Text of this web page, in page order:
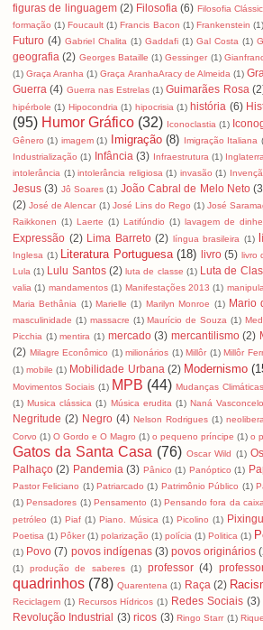
figuras de linguagem (2) Filosofia (6) Filosofia
formação (1) Foucault (1) Francis Bacon (1) Frankenstein (1)
Futuro (4) Gabriel Chalita (1) Gaddafi (1) Gal Costa (1)
geografia (2) Georges Bataille (1) Gessinger (1)
(1) Graça Aranha (1) Graça AranhaAracy de Almeida (1)
Guerra (4) Guerra nas Estrelas (1) Guimarães Rosa
hipérbole (1) Hipocondria (1) hipocrisia (1) história (6)
(95) Humor Gráfico (32) Iconoclastia (1)
Gênero (1) imagem (1) Imigração (8) Imigração Italiana
Industrialização (1) Infância (3) Infraestrutura (1) Inglaterra
intolerância (1) intolerância religiosa (1) invasão (1)
Jesus (3) Jô Soares (1) João Cabral de Melo Neto
(2) José de Alencar (1) José Lins do Rego (1) José
Raikkonen (1) Laerte (1) Latifúndio (1) lavagem de
Expressão (2) Lima Barreto (2) língua brasileira (1)
Inglesa (1) Literatura Portuguesa (18) livro (5) livro
Lula (1) Lulu Santos (2) luta de classe (1) Luta de
valia (1) mandamentos (1) Manifestações 2013 (1)
Maria Bethânia (1) Marielle (1) Marilyn Monroe (1) Mario
masculinidade (1) massacre (1) Maurício de Souza (1)
Picchia (1) mentira (1) mercado (3) mercantilismo (2)
(2) Milagre Econômico (1) milionários (1) Millôr (1) Millôr
(1) mobile (1) Mobilidade Urbana (2) Modernismo
Movimentos Sociais (1) MPB (44) Mudanças Climáticas
(1) Musica clássica (1) Música erudita (1) Naná
Negritude (2) Negro (4) Nelson Rodrigues (1)
Corvo (1) O Gordo e O Magro (1) o pequeno príncipe (1) o
Gatos da Santa Casa (76) Oscar Wild (1)
Palhaço (2) Pandemia (3) Pânico (1) Panóptico (1)
Pastor Feliciano (1) Patriarcado (1) Patrimônio Público (1)
(1) Pensadores (1) Pensamento (1) Pensando fora da caixa
petróleo (1) Piaf (1) Piano. Música (1) Picolino (1)
Poetisa (1) Pôker (1) polarização (1) polícia (1) Politica (1)
(1) Povo (7) povos indígenas (3) povos originários
(1)
produção de saberes (1) professor (4)
quadrinhos (78) Quarentena (1) Raça (2)
Reciclagem (1) Recursos Hídricos (1) Redes Sociais (3)
Revolução Industrial (3) ricos (3) Ringo Starr (1)